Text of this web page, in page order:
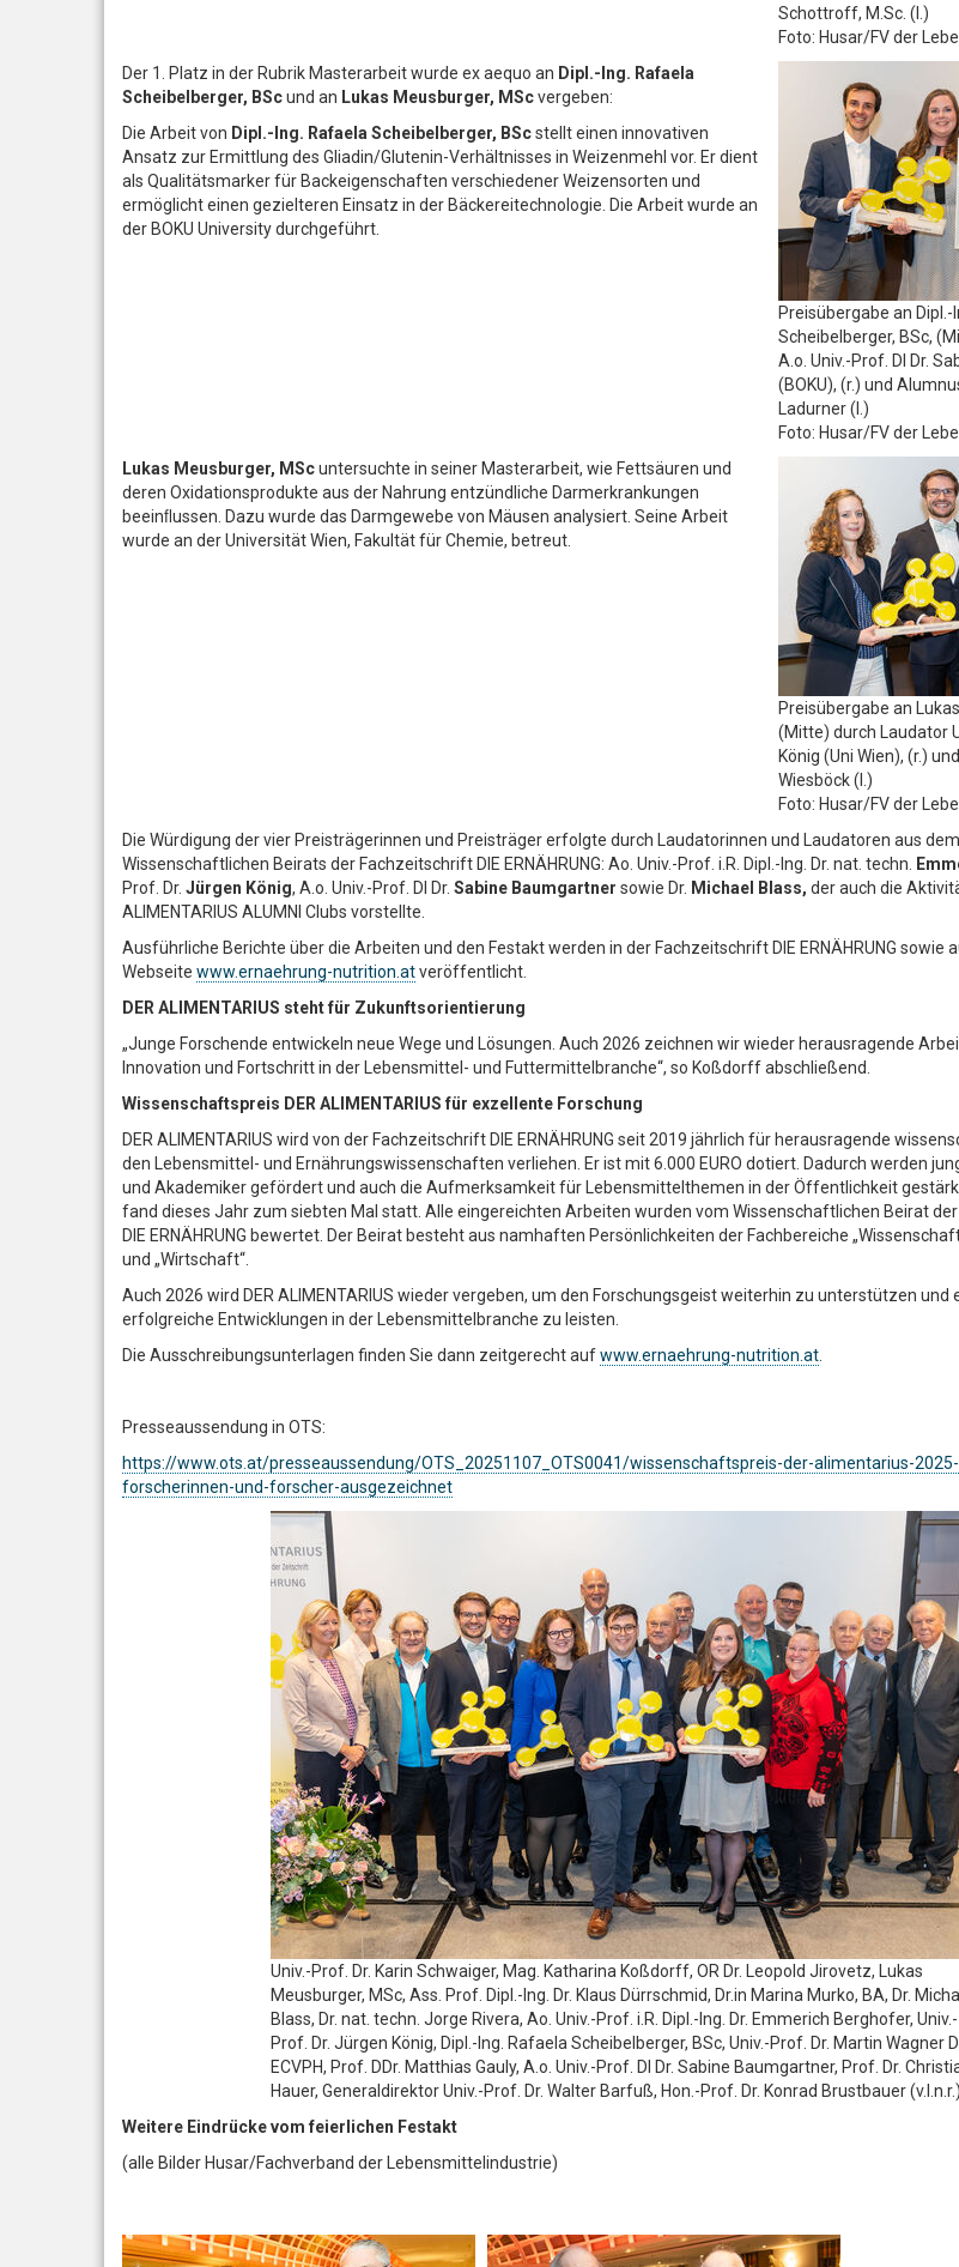
Schottroff, M.Sc. (l.)
Foto: Husar/FV der
Preisübergabe an Dipl.-
Scheibelberger, BSc,
A.o. Univ.-Prof. DI Dr.
(BOKU), (r.) und
Ladurner (l.)
Foto: Husar/FV der
Der 1. Platz in der Rubrik Masterarbeit wurde ex aequo an Dipl.-Ing. Rafaela
Scheibelberger, BScund an Lukas Meusburger, MScvergeben:
Die Arbeit von Dipl.-Ing. Rafaela Scheibelberger, BScstellt einen innovativen
Ansatz zur Ermittlung des Gliadin/Glutenin-Verhältnisses in Weizenmehl vor. Er dient
als Qualitätsmarker für Backeigenschaften verschiedener Weizensorten und
ermöglicht einen gezielteren Einsatz in der Bäckereitechnologie. Die Arbeit wurde an
der BOKU University durchgeführt.
Preisübergabe an
(Mitte) durch Laudator
König (Uni Wien), (r.)
Wiesböck (l.)
Foto: Husar/FV der
Lukas Meusburger, MScuntersuchte in seiner Masterarbeit, wie Fettsäuren und
deren Oxidationsprodukte aus der Nahrung entzündliche Darmerkrankungen
beeinﬂussen. Dazu wurde das Darmgewebe von Mäusen analysiert. Seine Arbeit
wurde an der Universität Wien, Fakultät für Chemie, betreut.
Die Würdigung der vier Preisträgerinnen und Preisträger erfolgte durch Laudatorinnen und Laudatoren aus
Wissenschaftlichen Beirats der Fachzeitschrift DIE ERNÄHRUNG: Ao. Univ.-Prof. i.R. Dipl.-Ing. Dr. nat. techn.
Prof. Dr. Jürgen König, A.o. Univ.-Prof. DI Dr. Sabine Baumgartner sowie Dr. Michael Blass, der auch die
ALIMENTARIUS ALUMNI Clubs vorstellte.
Ausführliche Berichte über die Arbeiten und den Festakt werden in der Fachzeitschrift DIE ERNÄHRUNG sowie
Webseite www.ernaehrung-nutrition.atveröffentlicht.
DER ALIMENTARIUS steht für Zukunftsorientierung
„Junge Forschende entwickeln neue Wege und Lösungen. Auch 2026 zeichnen wir wieder herausragende
Innovation und Fortschritt in der Lebensmittel- und Futtermittelbranche“, so Koßdorff abschließend.
Wissenschaftspreis DER ALIMENTARIUS für exzellente Forschung
DER ALIMENTARIUS wird von der Fachzeitschrift DIE ERNÄHRUNG seit 2019 jährlich für herausragende
den Lebensmittel- und Ernährungswissenschaften verliehen. Er ist mit 6.000 EURO dotiert. Dadurch werden
und Akademiker gefördert und auch die Aufmerksamkeit für Lebensmittelthemen in der Öffentlichkeit
fand dieses Jahr zum siebten Mal statt. Alle eingereichten Arbeiten wurden vom Wissenschaftlichen Beirat
DIE ERNÄHRUNG bewertet. Der Beirat besteht aus namhaften Persönlichkeiten der Fachbereiche
und „Wirtschaft“.
Auch 2026 wird DER ALIMENTARIUS wieder vergeben, um den Forschungsgeist weiterhin zu unterstützen und
erfolgreiche Entwicklungen in der Lebensmittelbranche zu leisten.
Die Ausschreibungsunterlagen finden Sie dann zeitgerecht aufwww.ernaehrung-nutrition.at
Presseaussendung in OTS:
https://www.ots.at/presseaussendung/OTS_20251107_OTS0041/wissenschaftspreis-der-alimentarius-
forscherinnen-und-forscher-ausgezeichnet
Univ.-Prof. Dr. Karin Schwaiger, Mag. Katharina Koßdorff, OR Dr. Leopold Jirovetz, Lukas
Meusburger, MSc, Ass. Prof. Dipl.-Ing. Dr. Klaus Dürrschmid, Dr.in Marina Murko, BA, Dr.
Blass, Dr. nat. techn. Jorge Rivera, Ao. Univ.-Prof. i.R. Dipl.-Ing. Dr. Emmerich Berghofer, Univ.-
Prof. Dr. Jürgen König, Dipl.-Ing. Rafaela Scheibelberger, BSc, Univ.-Prof. Dr. Martin Wagner
ECVPH, Prof. DDr. Matthias Gauly, A.o. Univ.-Prof. DI Dr. Sabine Baumgartner, Prof. Dr.
Hauer, Generaldirektor Univ.-Prof. Dr. Walter Barfuß, Hon.-Prof. Dr. Konrad Brustbauer (v.l.n.r.)
Weitere Eindrücke vom feierlichen Festakt
(alle Bilder Husar/Fachverband der Lebensmittelindustrie)